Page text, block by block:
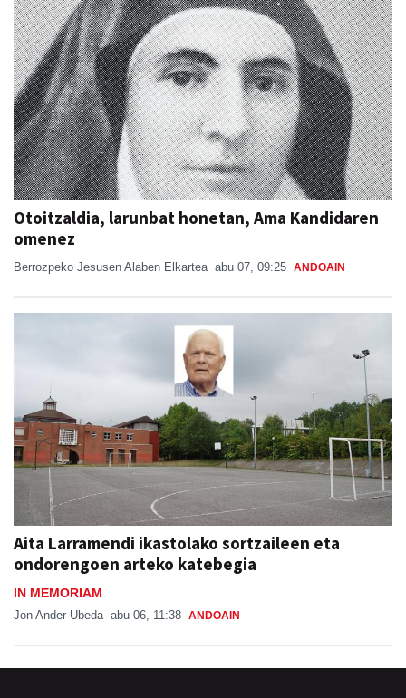
Otoitzaldia, larunbat honetan, Ama Kandidaren
omenez
Berrozpeko Jesusen Alaben Elkartea abu 07, 09:25
Aita Larramendi ikastolako sortzaileen eta
ondorengoen arteko katebegia
IN MEMORIAM
Jon Ander Ubeda ANDOAIN